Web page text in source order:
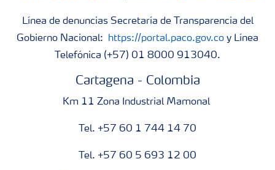
Línea de denuncias Secretaría de Transparencia del
Gobierno Nacional:
https://portal.paco.gov.co y Línea
Telefónica (+57) 01 8000 913040.
Cartagena - Colombia
Km 11 Zona Industrial Mamonal
Tel. +57 60 1 744 14 70
Tel. +57 60 5 693 12 00